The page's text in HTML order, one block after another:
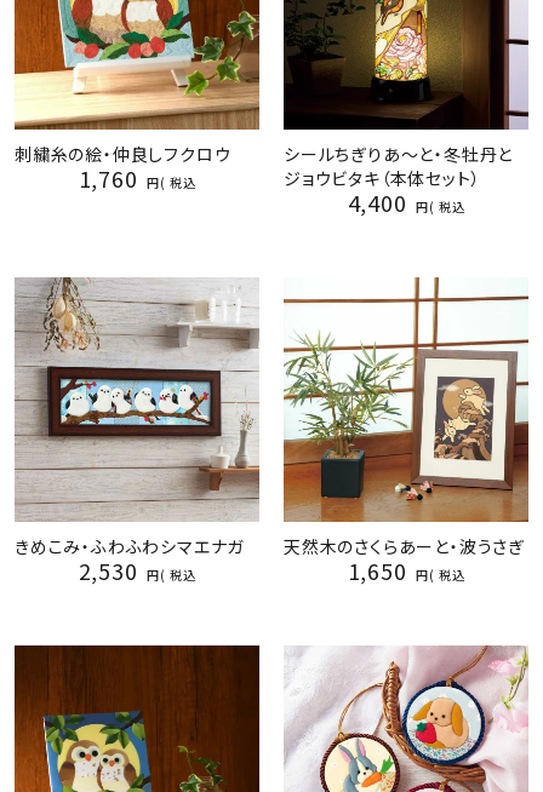
刺繍糸の絵・仲良しフクロウ
1,760 税込
シールちぎりあ～と・冬牡丹と
ジョウビタキ（本体セット）
4,400 税込
きめこみ・ふわふわシマエナガ
2,530 税込
天然木のさくらあーと・波うさぎ
1,650 税込